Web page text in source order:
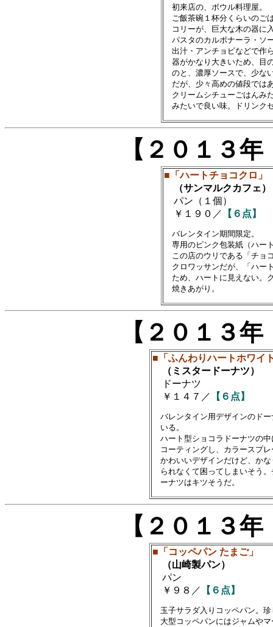
初来店の、ボウル料理屋。
ご飯茶碗１杯分くらいのご
コリーが、巨大な木の器に
パスタのカルボナーラ・ソ
出汁・アンチョビなどで作
器がかなり大きいため、目
のと、濃厚ソースで、少な
だが、少々高めの値段では
クリームシチューごはんみ
【２０１３
■「ハートチョコクロ」
（サンマルクカフェ）
パン（１個）
￥１９０／
【６点】
バレンタイン期間限定。
専用のピンク包装紙（ハ
この店のウリである「チョ
クロワッサンだが、「ハー
ため、ハートに見えない。
【２０１３
■「ふんわりハートホワイ
（ミスタードーナツ）
ドーナツ
￥１４７／ 【６点】
バレンタイン用デザインのド
いる。
ハート型ショコラドーナツの
コーティングし、カラースプレ
かわいいデザインだけど、かな
られなくて困ってしまいそう。
【２０１３
■「コッペパン たまご」
（山崎製パン）
パン
￥９８／ 【６点】
玉子サラダ入りコッペパン。珍
大型コッペパンにはジャムや